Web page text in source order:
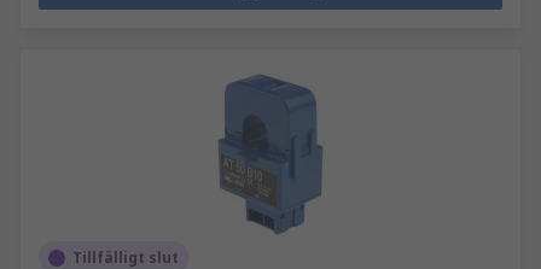
Tillfälligt slut